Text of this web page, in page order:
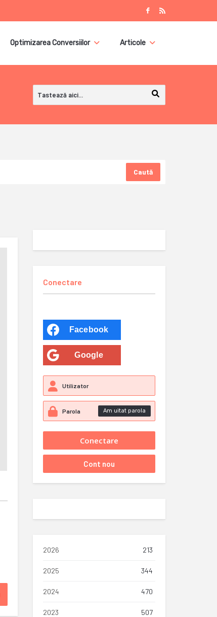
Optimizarea Conversiilor Articole
Caută
Conectare
Facebook
Google
Am uitat parola
2026 213
2025 344
2024 470
2023 507